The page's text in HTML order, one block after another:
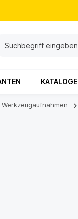
KATALOGE
Werkzeugaufnahmen